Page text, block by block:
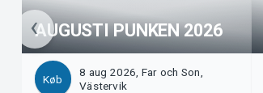
AUGUSTI PUNKEN 2026
Køb
8 aug 2026, Far och Son,
Västervik